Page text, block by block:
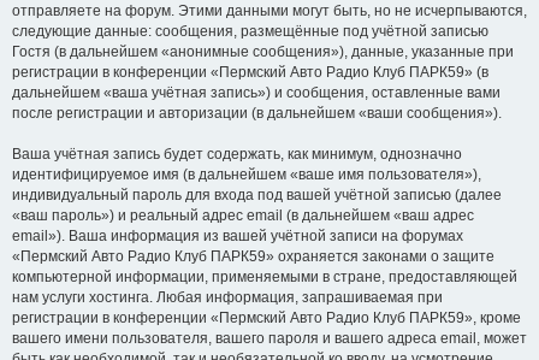
отправляете на форум. Этими данными могут быть, но не исчерпываются,
следующие данные: сообщения, размещённые под учётной записью
Гостя (в дальнейшем «анонимные сообщения»), данные, указанные при
регистрации в конференции «Пермский Авто Радио Клуб ПАРК59» (в
дальнейшем «ваша учётная запись») и сообщения, оставленные вами
после регистрации и авторизации (в дальнейшем «ваши сообщения»).
Ваша учётная запись будет содержать, как минимум, однозначно
идентифицируемое имя (в дальнейшем «ваше имя пользователя»),
индивидуальный пароль для входа под вашей учётной записью (далее
«ваш пароль») и реальный адрес email (в дальнейшем «ваш адрес
email»). Ваша информация из вашей учётной записи на форумах
«Пермский Авто Радио Клуб ПАРК59» охраняется законами о защите
компьютерной информации, применяемыми в стране, предоставляющей
нам услуги хостинга. Любая информация, запрашиваемая при
регистрации в конференции «Пермский Авто Радио Клуб ПАРК59», кроме
вашего имени пользователя, вашего пароля и вашего адреса email, может